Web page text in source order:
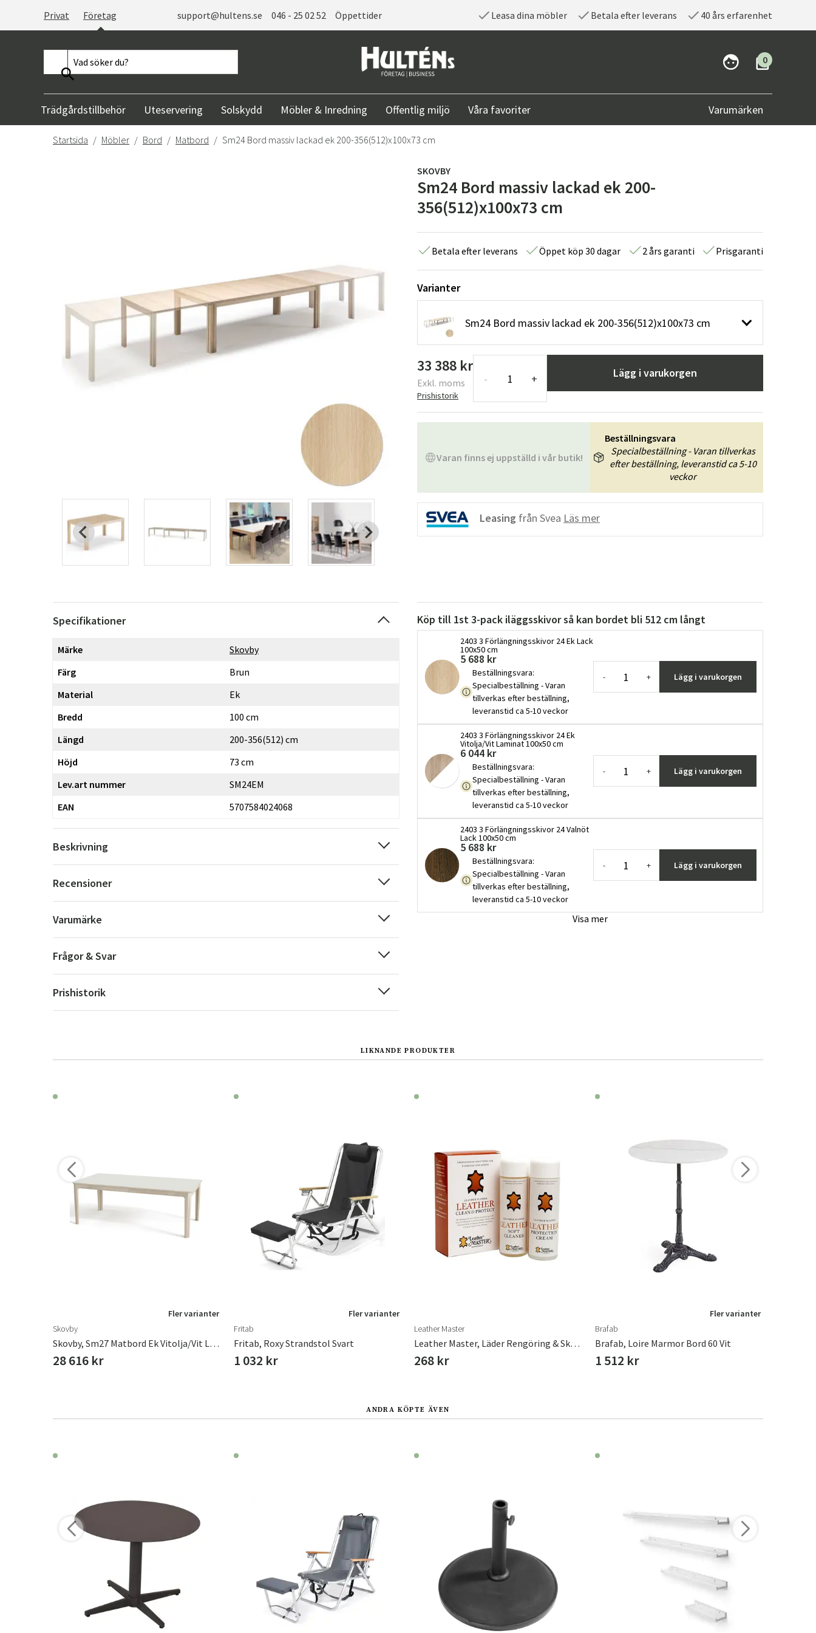
Privat Företag support@hultens.se 046 - 25 02 52 Öppettider Leasa dina möbler Betala efter leverans 40 års erfarenhet
0
Trädgårdstillbehör Uteservering Solskydd Möbler & Inredning Offentlig miljö Våra favoriter Varumärken
Startsida Möbler Bord Matbord Sm24 Bord massiv lackad ek 200-356(512)x100x73 cm
SKOVBY
Sm24 Bord massiv lackad ek 200-
356(512)x100x73 cm
Betala efter leverans Öppet köp 30 dagar 2 års garanti Prisgaranti
Varianter
Sm24 Bord massiv lackad ek 200-356(512)x100x73 cm
33 388 kr
Exkl. moms
Prishistorik
- + Lägg i varukorgen
Varan finns ej uppställd i vår butik!
Beställningsvara
Specialbeställning - Varan tillverkas
efter beställning, leveranstid ca 5-10
veckor
Leasing från Svea Läs mer
Specifikationer
Märke
Skovby
Färg
Brun
Material
Ek
Bredd
100 cm
Längd
200-356(512) cm
Höjd
73 cm
Lev.art nummer
SM24EM
EAN
5707584024068
Beskrivning
Recensioner
Varumärke
Frågor & Svar
Prishistorik
Köp till 1st 3-pack iläggsskivor så kan bordet bli 512 cm långt
2403 3 Förlängningsskivor 24 Ek Lack
100x50 cm
5 688 kr
Beställningsvara:
Specialbeställning - Varan
tillverkas efter beställning,
leveranstid ca 5-10 veckor
- + Lägg i varukorgen
2403 3 Förlängningsskivor 24 Ek
Vitolja/Vit Laminat 100x50 cm
6 044 kr
Beställningsvara:
Specialbeställning - Varan
tillverkas efter beställning,
leveranstid ca 5-10 veckor
- + Lägg i varukorgen
2403 3 Förlängningsskivor 24 Valnöt
Lack 100x50 cm
5 688 kr
Beställningsvara:
Specialbeställning - Varan
tillverkas efter beställning,
leveranstid ca 5-10 veckor
- + Lägg i varukorgen
Visa mer
LIKNANDE PRODUKTER
Fler varianter
Skovby
Skovby, Sm27 Matbord Ek Vitolja/Vit Laminat
28 616 kr
Fler varianter
Fritab
Fritab, Roxy Strandstol Svart
1 032 kr
Leather Master
Leather Master, Läder Rengöring & Skydd Mini 2 X 100 Ml
268 kr
Fler varianter
Brafab
Brafab, Loire Marmor Bord 60 Vit
1 512 kr
ANDRA KÖPTE ÄVEN